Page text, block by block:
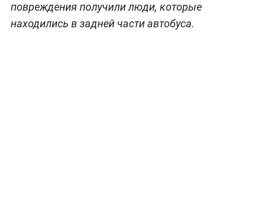
повреждения получили люди, которые
находились в задней части автобуса.